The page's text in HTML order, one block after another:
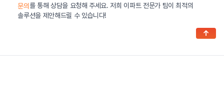
문의 를 통해 상담을 요청해 주세요. 저희 이파트 전문가 팀이 최적의
솔루션을 제안해드릴 수 있습니다!
↑